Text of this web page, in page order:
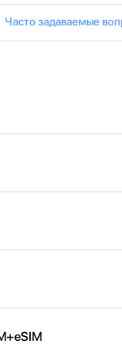
Часто задаваемые